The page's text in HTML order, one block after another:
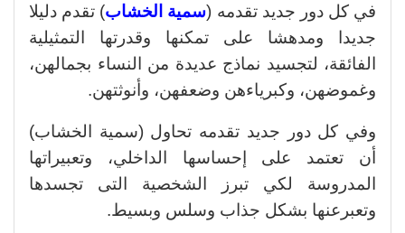
في كل دور جديد تقدمه (سمية الخشاب) تقدم دليلا
جديدا ومدهشا على تمكنها وقدرتها التمثيلية
الفائقة، لتجسيد نماذج عديدة من النساء بجمالهن،
وغموضهن، وكبرياءهن وضعفهن، وأنوثتهن.
وفي كل دور جديد تقدمه تحاول (سمية الخشاب)
أن تعتمد على إحساسها الداخلي، وتعبيراتها
المدروسة لكي تبرز الشخصية التى تجسدها
وتعبرعنها بشكل جذاب وسلس وبسيط.